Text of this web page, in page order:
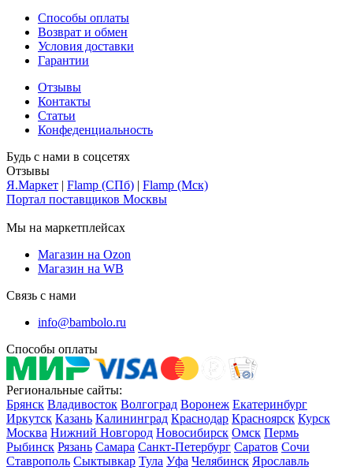
Способы оплаты
Возврат и обмен
Условия доставки
Гарантии
Отзывы
Контакты
Статьи
Конфеденциальность
Будь с нами в соцсетях
Отзывы
Я.Маркет | Flamp (СПб) | Flamp (Мск)
Портал поставщиков Москвы
Мы на маркетплейсах
Магазин на Ozon
Магазин на WB
Связь с нами
info@bambolo.ru
Способы оплаты
Региональные сайты:
Брянск Владивосток Волгоград Воронеж Екатеринбург
Иркутск Казань Калининград Краснодар Красноярск Курск
Москва Нижний Новгород Новосибирск Омск Пермь
Рыбинск Рязань Самара Санкт-Петербург Саратов Сочи
Ставрополь Сыктывкар Тула Уфа Челябинск Ярославль